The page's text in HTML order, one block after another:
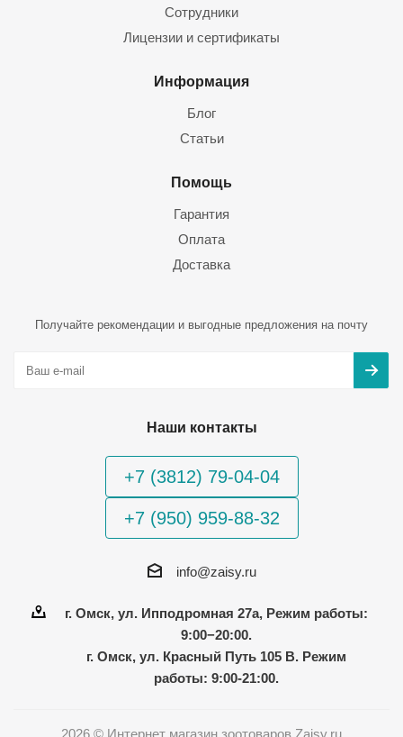
Сотрудники
Лицензии и сертификаты
Информация
Блог
Статьи
Помощь
Гарантия
Оплата
Доставка
Получайте рекомендации и выгодные предложения на почту
Наши контакты
+7 (3812) 79-04-04
+7 (950) 959-88-32
info@zaisy.ru
г. Омск, ул. Ипподромная 27а, Режим работы:
9:00−20:00.
г. Омск, ул. Красный Путь 105 В. Режим
работы: 9:00-21:00.
2026 © Интернет магазин зоотоваров Zaisy.ru